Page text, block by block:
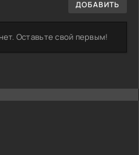
ДОБАВИТЬ
Оставьте свой первым!